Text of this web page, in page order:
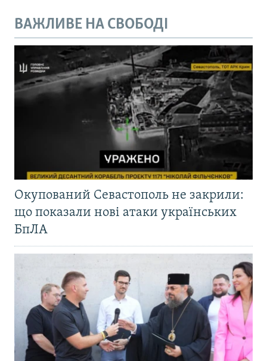
ВАЖЛИВЕ НА СВОБОДІ
Окупований Севастополь не закрили:
що показали нові атаки українських
БпЛА